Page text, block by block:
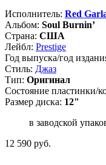
Исполнитель: Red
Альбом: Soul Burnin’
Страна: США
Лейбл: Prestige
Год выпуска/год
Стиль: Джаз
Тип: Оригинал
Состояние пластинки/
Размер диска: 12"
в заводской
12 590 руб.